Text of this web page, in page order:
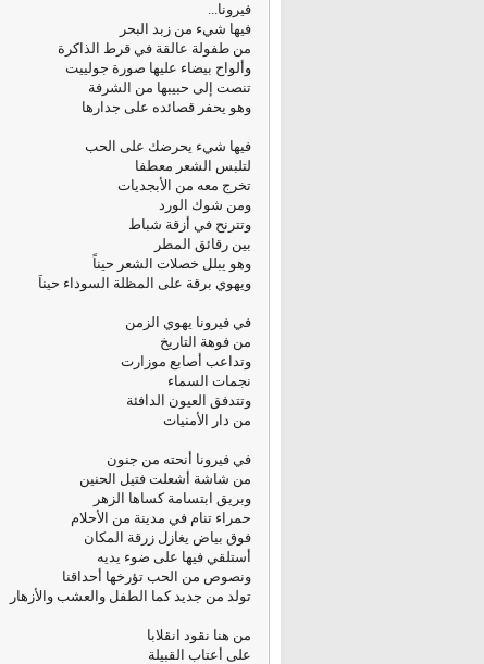
فيرونا...
فيها شيء من زبد البحر
من طفولة عالقة في قرط الذاكرة
وألواح بيضاء عليها صورة جولييت
تنصت إلى حبيبها من الشرفة
وهو يحفر قصائده على جدارها
فيها شيء يحرضك على الحب
لتلبس الشعر معطفا
تخرج معه من الأبجديات
ومن شوك الورد
وتترنح في أزقة شباط
بين رقائق المطر
وهو يبلل خصلات الشعر حيناً
ويهوي برقة على المظلة السوداء حيناَ
في فيرونا يهوي الزمن
من فوهة التاريخ
وتداعب أصابع موزارت
نجمات السماء
وتتدفق العيون الدافئة
من دار الأمنيات
في فيرونا أنحته من جنون
من شاشة أشعلت فتيل الحنين
وبريق ابتسامة كساها الزهر
حمراء تنام في مدينة من الأحلام
فوق بياض يغازل زرقة المكان
أستلقي فيها على ضوء يديه
ونصوص من الحب تؤرخها أحداقنا
تولد من جديد كما الطفل والعشب والأزهار
من هنا نقود انقلابا
على أعتاب القبيلة